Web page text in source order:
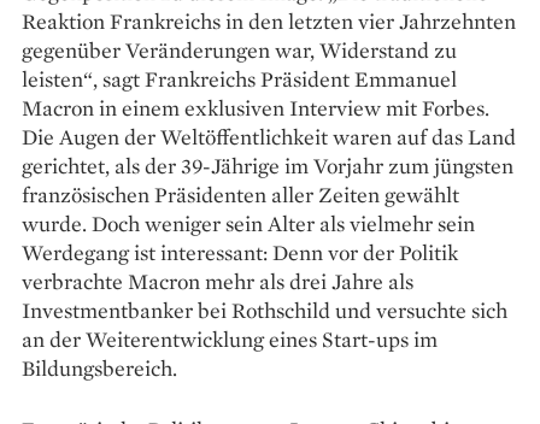
Reaktion Frankreichs in den letzten vier Jahrzehnten
gegenüber Veränderungen war, Widerstand zu
leisten“, sagt Frankreichs Präsident Emmanuel
Macron in einem exklusiven Interview mit Forbes.
Die Augen der Weltöffentlichkeit waren auf das Land
gerichtet, als der 39-Jährige im Vorjahr zum jüngsten
französischen Präsidenten aller Zeiten gewählt
wurde. Doch weniger sein Alter als vielmehr sein
Werdegang ist interessant: Denn vor der Politik
verbrachte Macron mehr als drei Jahre als
Investmentbanker bei Rothschild und versuchte sich
an der Weiterentwicklung eines Start-ups im
Bildungsbereich.